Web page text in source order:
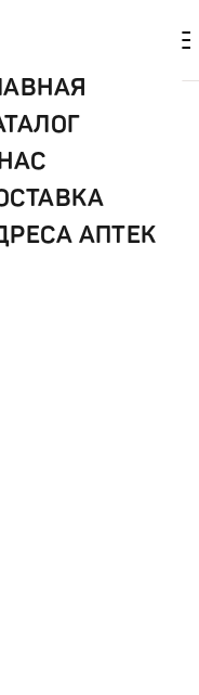
АПТЕК